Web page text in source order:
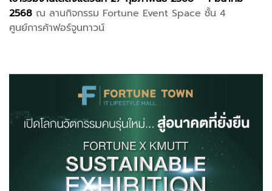
2568 ณ ลานกิจกรรม Fortune Event Space ชั้น 4
ศูนย์การค้าฟอร์จูนทาวน์